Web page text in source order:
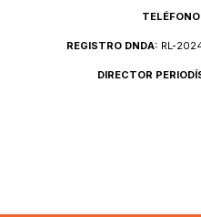
REGISTRO DNDA: RL-
DIRECTOR